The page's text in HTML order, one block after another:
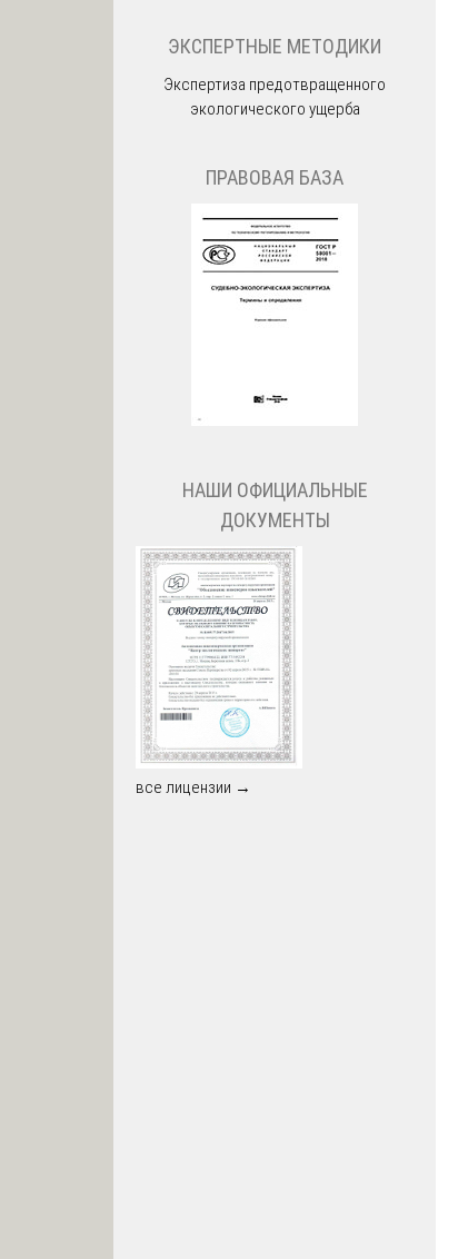
ЭКСПЕРТНЫЕ МЕТОДИКИ
Экспертиза предотвращенного
экологического ущерба
ПРАВОВАЯ БАЗА
НАШИ ОФИЦИАЛЬНЫЕ
ДОКУМЕНТЫ
все лицензии →